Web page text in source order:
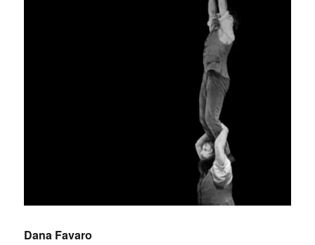
Dana Favaro